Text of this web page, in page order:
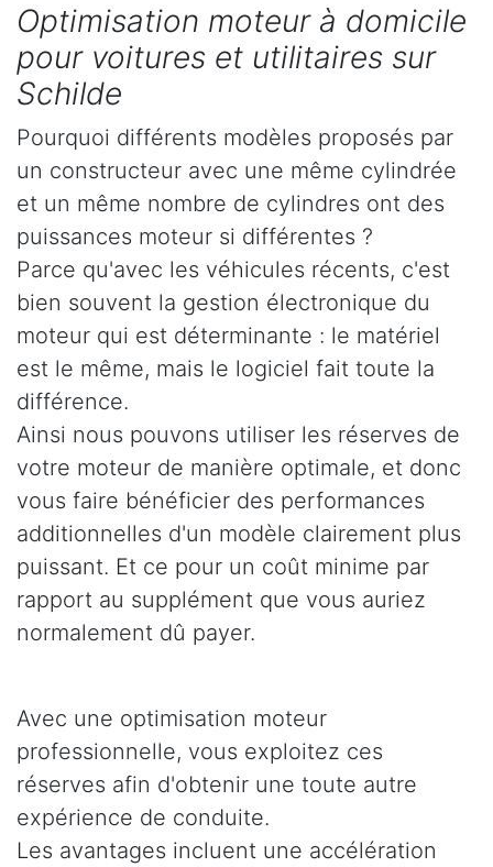
Optimisation moteur à domicile
pour voitures et utilitaires sur
Schilde
Pourquoi différents modèles proposés par
un constructeur avec une même cylindrée
et un même nombre de cylindres ont des
puissances moteur si différentes ?
Parce qu'avec les véhicules récents, c'est
bien souvent la gestion électronique du
moteur qui est déterminante : le matériel
est le même, mais le logiciel fait toute la
différence.
Ainsi nous pouvons utiliser les réserves de
votre moteur de manière optimale, et donc
vous faire bénéficier des performances
additionnelles d'un modèle clairement plus
puissant. Et ce pour un coût minime par
rapport au supplément que vous auriez
normalement dû payer.
Avec une optimisation moteur
professionnelle, vous exploitez ces
réserves afin d'obtenir une toute autre
expérience de conduite.
Les avantages incluent une accélération